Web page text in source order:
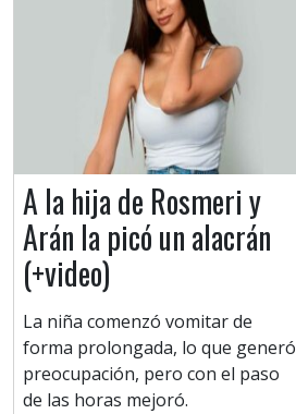
A la hija de Rosmeri y
Arán la picó un alacrán
(+video)
La niña comenzó vomitar de
forma prolongada, lo que generó
preocupación, pero con el paso
de las horas mejoró.